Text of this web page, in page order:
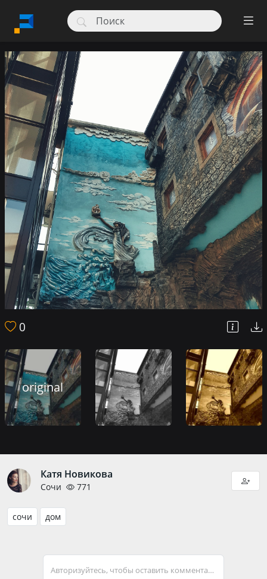
0
original
Катя Новикова
Сочи 771
сочи дом
Авторизуйтесь, чтобы оставить комментарий